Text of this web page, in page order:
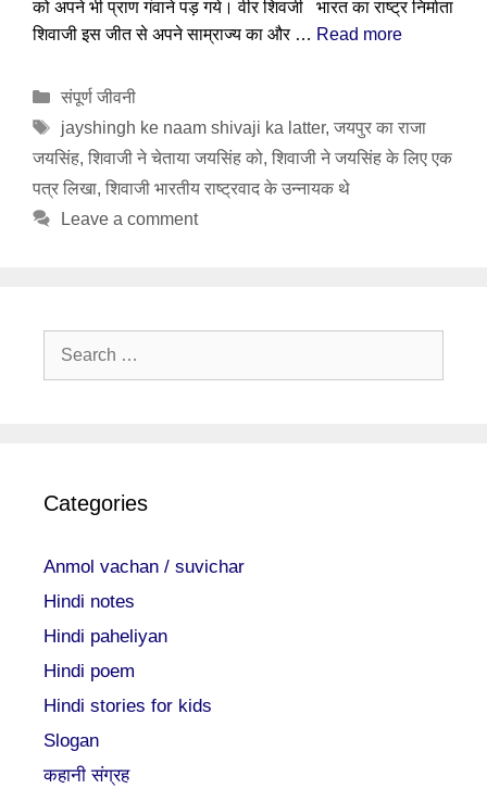
को अपने भी प्राण गंवाने पड़ गये। वीर शिवजी भारत का राष्ट्र निर्माता
शिवाजी इस जीत से अपने साम्राज्य का और … Read more
Categories
संपूर्ण जीवनी
Tags
jayshingh ke naam shivaji ka latter, जयपुर का राजा
जयसिंह, शिवाजी ने चेताया जयसिंह को, शिवाजी ने जयसिंह के लिए एक
पत्र लिखा, शिवाजी भारतीय राष्ट्रवाद के उन्नायक थे
Leave a comment
Search
Categories
Anmol vachan / suvichar
Hindi notes
Hindi paheliyan
Hindi poem
Hindi stories for kids
Slogan
कहानी संग्रह